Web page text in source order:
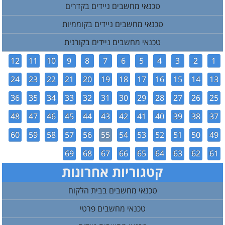
טכנאי מחשבים ניידים בקדרים
טכנאי מחשבים ניידים בקוממיות
טכנאי מחשבים ניידים בקורנית
1
2
3
4
5
6
7
8
9
10
11
12
13
14
15
16
17
18
19
20
21
22
23
24
25
26
27
28
29
30
31
32
33
34
35
36
37
38
39
40
41
42
43
44
45
46
47
48
49
50
51
52
53
54
55
56
57
58
59
60
61
62
63
64
65
66
67
68
69
קטגוריות אחרונות
טכנאי מחשבים בבית הלקוח
טכנאי מחשבים פרטי